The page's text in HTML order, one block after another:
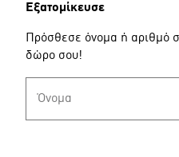
Εξατομίκευσε
Πρόσθεσε όνομα ή αριθμό
δώρο σου!
Όνομα